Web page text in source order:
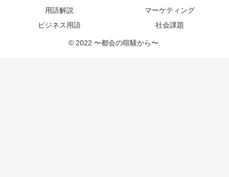
用語解説
マーケティング
ビジネス用語
社会課題
© 2022 〜都会の喧騒から〜.